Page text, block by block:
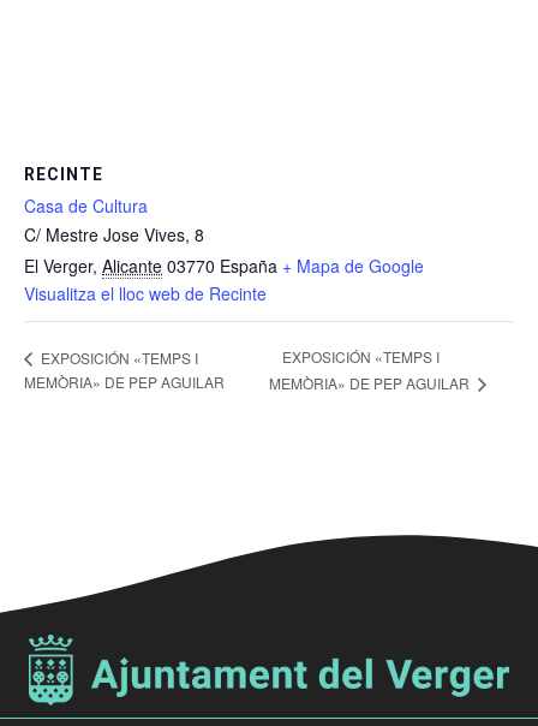
RECINTE
Casa de Cultura
C/ Mestre Jose Vives, 8
El Verger, Alicante 03770 España + Mapa de Google
Visualitza el lloc web de Recinte
EXPOSICIÓN «TEMPS I
MEMÒRIA» DE PEP AGUILAR
EXPOSICIÓN «TEMPS I
MEMÒRIA» DE PEP AGUILAR